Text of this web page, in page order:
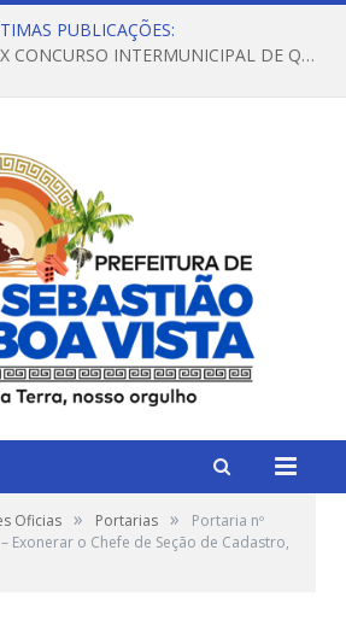
PUBLICAÇÕES:
REGULAMENTO DO X CONCURSO INTERMUNICIPAL DE QUADRILHAS JUNINAS – 2026 – ARRAIÁ DA VENEZA
Oficias » Portarias »
Portaria nº
– Exonerar o Chefe de Seção de Cadastro,